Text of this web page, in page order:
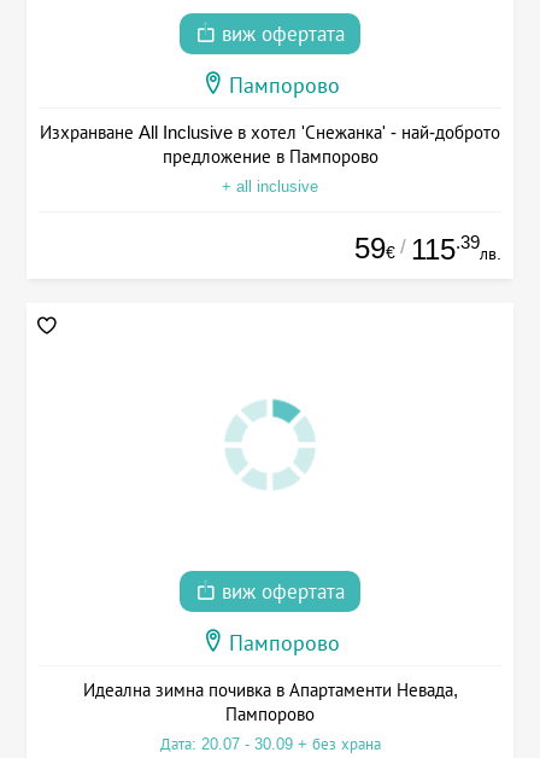
виж офертата
Пампорово
Изхранване All Inclusive в хотел 'Снежанка' - най-доброто
предложение в Пампорово
+ all inclusive
59€ / 115.39
лв.
виж офертата
Пампорово
Идеална зимна почивка в Апартаменти Невада,
Пампорово
Дата: 20.07 - 30.09 + без храна